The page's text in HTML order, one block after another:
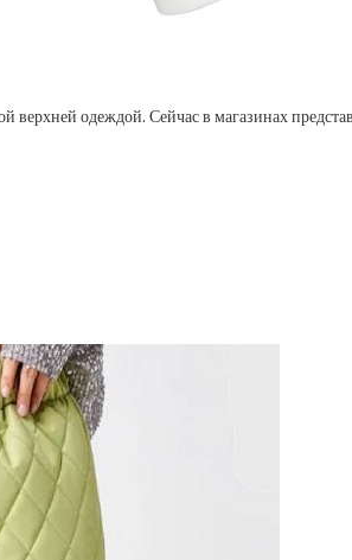
верхней одеждой. Сейчас в магазинах